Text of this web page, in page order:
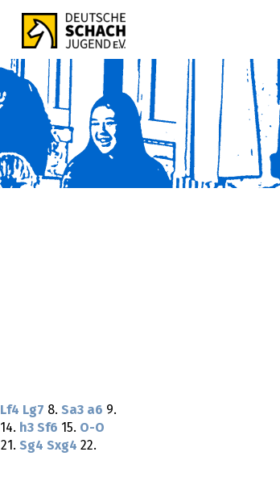
Lf4 Lg7 8. Sa3 a6 9.
14. h3 Sf6 15. O-O
21. Sg4 Sxg4 22.